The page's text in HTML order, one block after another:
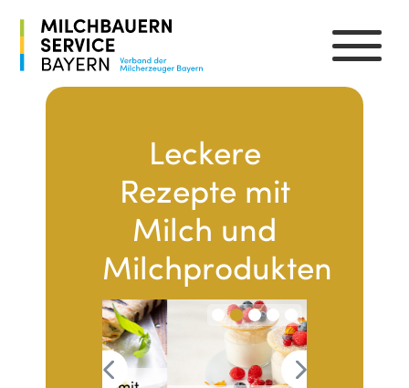
Leckere
Rezepte mit
Milch und
Milchprodukten